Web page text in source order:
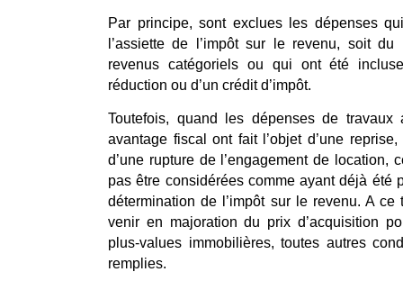
Par principe, sont exclues les dépenses
l’assiette de l’impôt sur le revenu, soit
revenus catégoriels ou qui ont été
réduction ou d’un crédit d’impôt.
Toutefois, quand les dépenses de
avantage fiscal ont fait l’objet d’une
d’une rupture de l’engagement de location,
pas être considérées comme ayant déjà été
détermination de l’impôt sur le revenu. A
venir en majoration du prix d’acquisition
plus-values immobilières, toutes autres
remplies.